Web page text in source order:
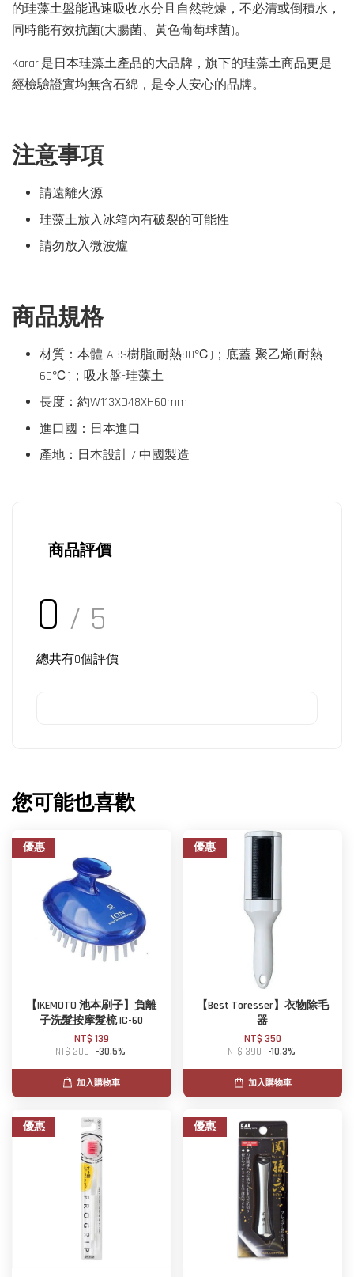
的珪藻土盤能迅速吸收水分且自然乾燥，不必清或倒積水，
同時能有效抗菌(大腸菌、黃色葡萄球菌)。
Karari是日本珪藻土產品的大品牌，旗下的珪藻土商品更是
經檢驗證實均無含石綿，是令人安心的品牌。
注意事項
請遠離火源
珪藻土放入冰箱內有破裂的可能性
請勿放入微波爐
商品規格
材質：本體-ABS樹脂(耐熱80℃)；底蓋-聚乙烯(耐熱
60℃)；吸水盤-珪藻土
長度：約W113XD48XH60mm
進口國：日本進口
產地：日本設計 / 中國製造
商品評價
0 / 5
總共有0個評價
您可能也喜歡
優惠
【IKEMOTO 池本刷子】負離
子洗髮按摩髮梳 IC-60
NT$ 139
NT$ 200 -30.5%
加入購物車
優惠
【Best Toresser】衣物除毛
器
NT$ 350
NT$ 390 -10.3%
加入購物車
優惠 優惠